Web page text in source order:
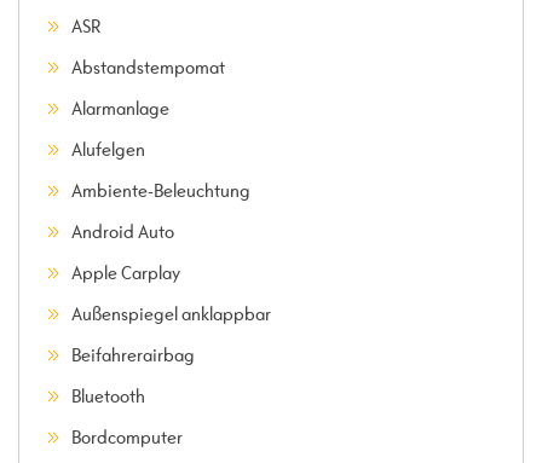
ASR
Abstandstempomat
Alarmanlage
Alufelgen
Ambiente-Beleuchtung
Android Auto
Apple Carplay
Außenspiegel anklappbar
Beifahrerairbag
Bluetooth
Bordcomputer